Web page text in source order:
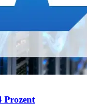
Prozent